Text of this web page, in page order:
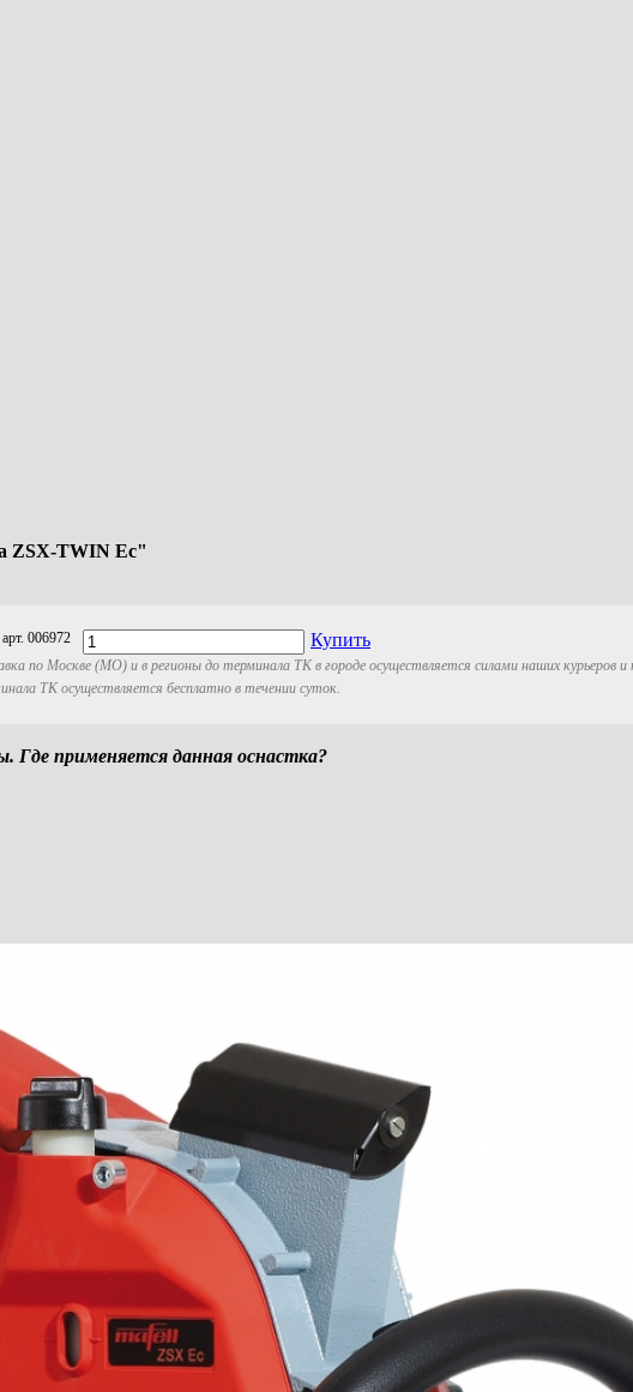
ZSX-TWIN Ec"
арт. 006972 Купить
по Москве (МО) и в регионы до терминала ТК в городе осуществляется силами наших курьеров
ТК осуществляется бесплатно в течении суток.
Где применяется данная оснастка?